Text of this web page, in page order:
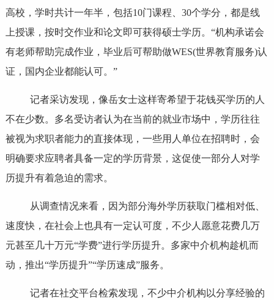
高校，学时共计一年半，包括10门课程、30个学分，都是线
上授课，按时交作业和论文即可获得硕士学历。“机构承诺会
有老师帮助完成作业，毕业后可帮助做WES(世界教育服务)认
证，国内企业都能认可。”
记者采访发现，像岳女士这样寄希望于花钱买学历的人
不在少数。多名受访者认为在当前的就业市场中，学历往往
被视为求职者能力的直接体现，一些用人单位在招聘时，会
明确要求应聘者具备一定的学历背景，这促使一部分人对学
历提升有着急迫的需求。
从调查情况来看，因为部分海外学历获取门槛相对低、
速度快，在社会上也具有一定认可度，不少人愿意花费几万
元甚至几十万元“学费”进行学历提升。多家中介机构趁机而
动，推出“学历提升”“学历速成”服务。
记者在社交平台检索发现，不少中介机构以分享经验的